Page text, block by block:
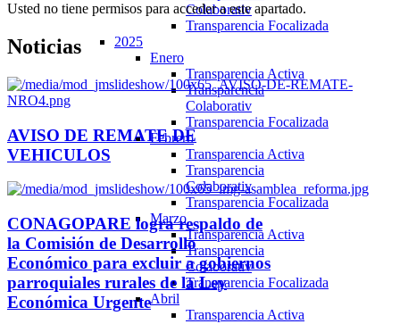
Colaborativ
Transparencia Focalizada
2025
Enero
Transparencia Activa
Transparencia
Colaborativ
Transparencia Focalizada
Febrero
Transparencia Activa
Transparencia
Colaborativ
Transparencia Focalizada
Marzo
Transparencia Activa
Transparencia
Colaborativ
Transparencia Focalizada
Abril
Transparencia Activa
Usted no tiene permisos para acceder a este apartado.
Noticias
AVISO DE REMATE DE
VEHICULOS
CONAGOPARE logra respaldo de
la Comisión de Desarrollo
Económico para excluir a gobiernos
parroquiales rurales de la Ley
Económica Urgente